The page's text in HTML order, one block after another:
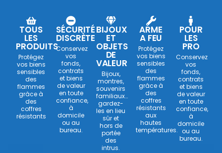
TOUS
LES
PRODUITS
Protégez
vos biens
sensibles
des
flammes
grâce à
des
coffres
résistants
SÉCURITÉ
DISCRÈTE
Conservez
vos
fonds,
contrats
et biens
de valeur
en toute
confiance,
à
domicile
ou au
bureau.
BIJOUX
ET
OBJETS
DE
VALEUR
Bijoux,
montres,
souvenirs
familiaux…
gardez-
les en lieu
sûr et
hors de
portée
des
intrus.
ARME
A FEU
Protégez
vos biens
sensibles
des
flammes
grâce à
des
coffres
résistants
aux
hautes
températures.
POUR
LES
PRO
Conservez
vos
fonds,
contrats
et biens
de valeur
en toute
confiance,
à
domicile
ou au
bureau.